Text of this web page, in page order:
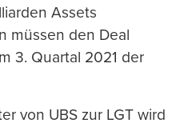
Assets
müssen den Deal
3. Quartal 2021 der
von UBS zur LGT wird